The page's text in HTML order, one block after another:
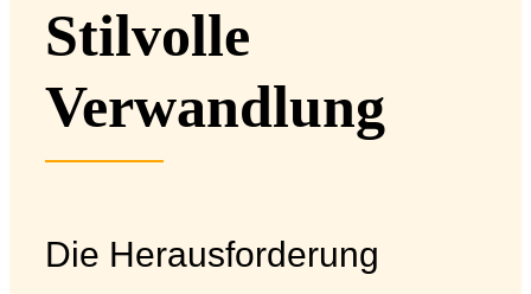
Stilvolle
Verwandlung
Die Herausforderung